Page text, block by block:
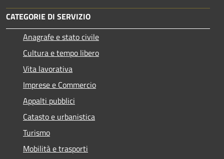
CATEGORIE DI SERVIZIO
Anagrafe e stato civile
Cultura e tempo libero
Vita lavorativa
Imprese e Commercio
Appalti pubblici
Catasto e urbanistica
Turismo
Mobilità e trasporti